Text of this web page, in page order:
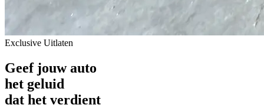
Exclusive Uitlaten
Geef jouw auto
het geluid
dat het verdient